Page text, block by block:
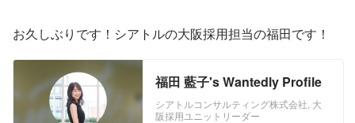
お久しぶりです！シアトルの大阪採用担当の福田です！
福田 藍子's Wantedly Profile
シアトルコンサルティング株式会社, 大
阪採用ユニットリーダー